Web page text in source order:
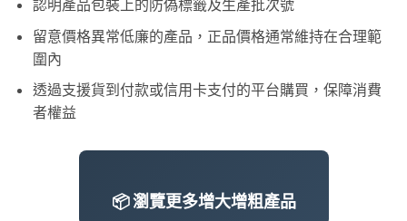
認明產品包裝上的防偽標籤及生產批次號
留意價格異常低廉的產品，正品價格通常維持在合理範
圍內
透過支援貨到付款或信用卡支付的平台購買，保障消費
者權益
📦 瀏覽更多增大增粗產品